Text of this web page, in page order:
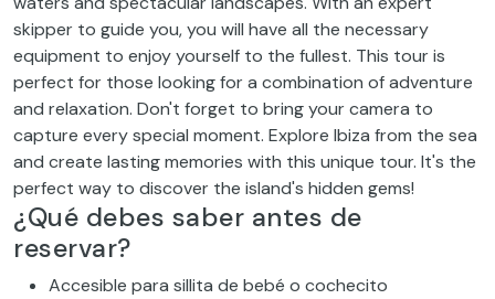
skipper to guide you, you will have all the necessary
equipment to enjoy yourself to the fullest. This tour is
perfect for those looking for a combination of adventure
and relaxation. Don't forget to bring your camera to
capture every special moment. Explore Ibiza from the sea
and create lasting memories with this unique tour. It's the
perfect way to discover the island's hidden gems!
¿Qué debes saber antes de
reservar?
Accesible para sillita de bebé o cochecito